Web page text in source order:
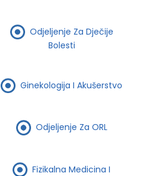
Odjeljenje Za Dječije
Bolesti
Ginekologija I Akušerstvo
Odjeljenje Za ORL
Fizikalna Medicina I